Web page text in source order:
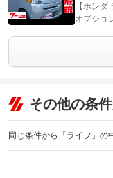
【ホン
オプショ
その他の条
同じ条件から「ライフ」の